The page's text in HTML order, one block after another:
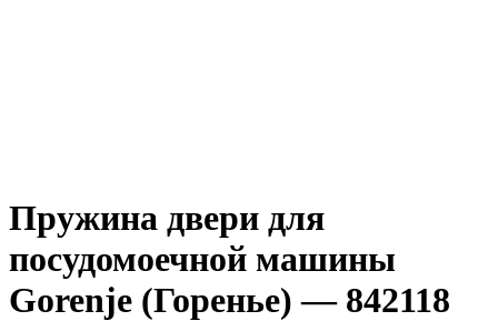
Пружина двери для
посудомоечной машины
Gorenje (Горенье) — 842118